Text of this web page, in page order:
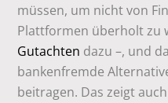
müssen, um nicht von
Plattformen überholt zu
Gutachten dazu –, und
bankenfremde
beitragen. Das zeigt